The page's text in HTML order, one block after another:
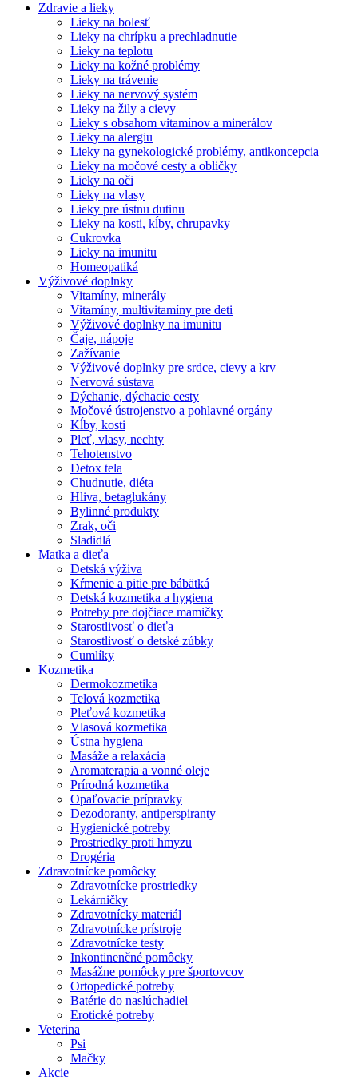
Zdravie a lieky
Lieky na bolesť
Lieky na chrípku a prechladnutie
Lieky na teplotu
Lieky na kožné problémy
Lieky na trávenie
Lieky na nervový systém
Lieky na žily a cievy
Lieky s obsahom vitamínov a minerálov
Lieky na alergiu
Lieky na gynekologické problémy, antikoncepcia
Lieky na močové cesty a obličky
Lieky na oči
Lieky na vlasy
Lieky pre ústnu dutinu
Lieky na kosti, kĺby, chrupavky
Cukrovka
Lieky na imunitu
Homeopatiká
Výživové doplnky
Vitamíny, minerály
Vitamíny, multivitamíny pre deti
Výživové doplnky na imunitu
Čaje, nápoje
Zažívanie
Výživové doplnky pre srdce, cievy a krv
Nervová sústava
Dýchanie, dýchacie cesty
Močové ústrojenstvo a pohlavné orgány
Kĺby, kosti
Pleť, vlasy, nechty
Tehotenstvo
Detox tela
Chudnutie, diéta
Hliva, betaglukány
Bylinné produkty
Zrak, oči
Sladidlá
Matka a dieťa
Detská výživa
Kŕmenie a pitie pre bábätká
Detská kozmetika a hygiena
Potreby pre dojčiace mamičky
Starostlivosť o dieťa
Starostlivosť o detské zúbky
Cumlíky
Kozmetika
Dermokozmetika
Telová kozmetika
Pleťová kozmetika
Vlasová kozmetika
Ústna hygiena
Masáže a relaxácia
Aromaterapia a vonné oleje
Prírodná kozmetika
Opaľovacie prípravky
Dezodoranty, antiperspiranty
Hygienické potreby
Prostriedky proti hmyzu
Drogéria
Zdravotnícke pomôcky
Zdravotnícke prostriedky
Lekárničky
Zdravotnícky materiál
Zdravotnícke prístroje
Zdravotnícke testy
Inkontinenčné pomôcky
Masážne pomôcky pre športovcov
Ortopedické potreby
Batérie do naslúchadiel
Erotické potreby
Veterina
Psi
Mačky
Akcie